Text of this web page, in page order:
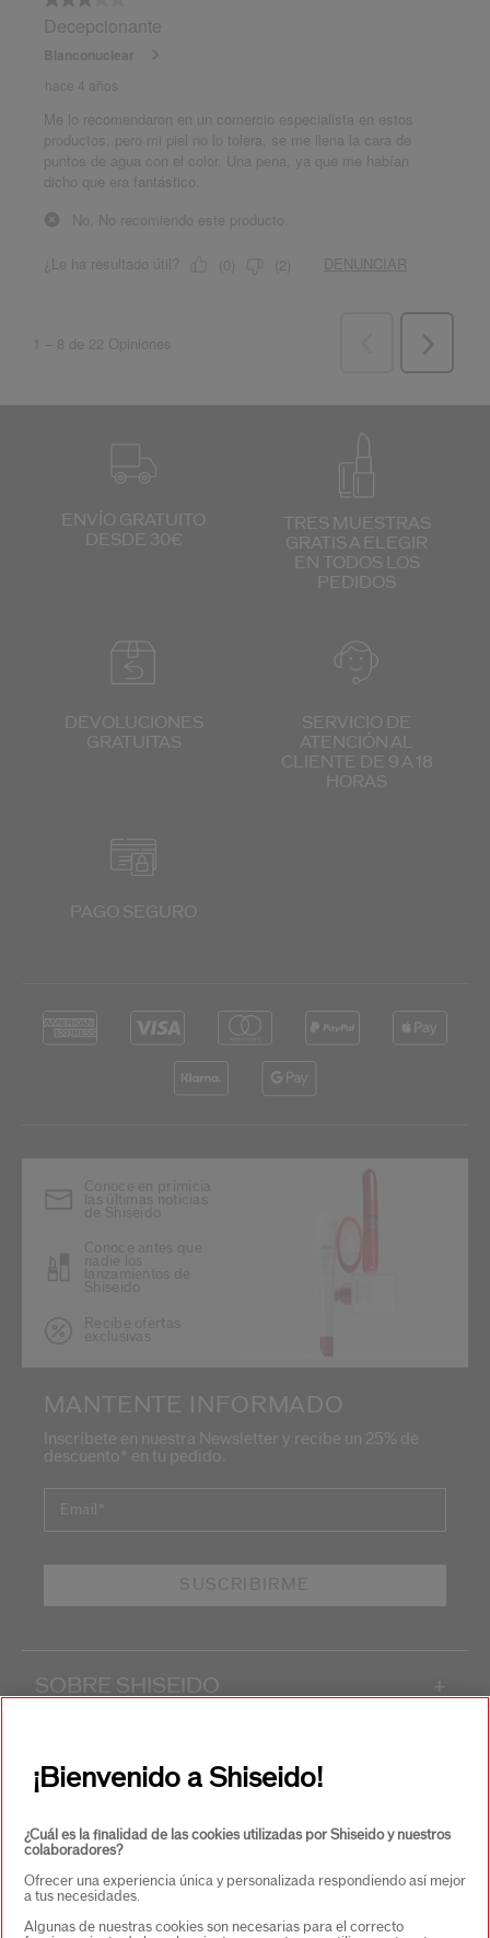
ENVÍO GRATUITO
DESDE 30€
TRES MUESTRAS
GRATIS A ELEGIR
EN TODOS
LOS
PEDIDOS
DEVOLUCIONES
GRATUITAS
SERVICIO DE
ATENCIÓN AL
CLIENTE DE 9 A 18
HORAS
PAGO SEGURO
MANTENTE INFORMADO
Inscríbete en nuestra Newsletter y recibe un 25% de
descuento* en tu pedido.
*
Email
SUSCRIBIRME
SOBRE SHISEIDO +
CONTACTO +
¡Bienvenido a Shiseido!
¿Cuál es la finalidad de las cookies utilizadas por Shiseido y nuestros
colaboradores?
Ofrecer una experiencia única y personalizada respondiendo así mejor
a tus necesidades.
Algunas de nuestras cookies son necesarias para el correcto